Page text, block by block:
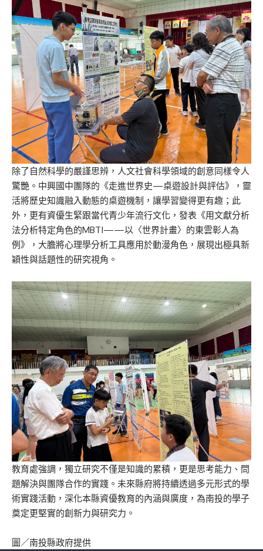
除了自然科學的嚴謹思辨，人文社會科學領域的創意同樣令人
驚艷。中興國中團隊的《走進世界史—桌遊設計與評估》，靈
活將歷史知識融入動態的桌遊機制，讓學習變得更有趣；此
外，更有資優生緊跟當代青少年流行文化，發表《用文獻分析
法分析特定角色的MBTI——以〈世界計畫〉的東雲彰人為
例》，大膽將心理學分析工具應用於動漫角色，展現出極具新
穎性與話題性的研究視角。
教育處強調，獨立研究不僅是知識的累積，更是思考能力、問
題解決與團隊合作的實踐。未來縣府將持續透過多元形式的學
術實踐活動，深化本縣資優教育的內涵與廣度，為南投的學子
奠定更堅實的創新力與研究力。
圖／南投縣政府提供